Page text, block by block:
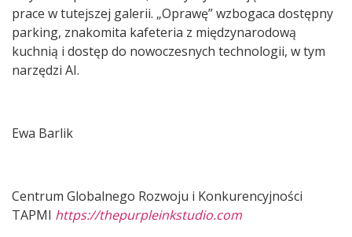
prace w tutejszej galerii. „Oprawę” wzbogaca dostępny
parking, znakomita kafeteria z międzynarodową
kuchnią i dostęp do nowoczesnych technologii, w tym
narzędzi AI.
Ewa Barlik
Centrum Globalnego Rozwoju i Konkurencyjności
TAPMI https://thepurpleinkstudio.com